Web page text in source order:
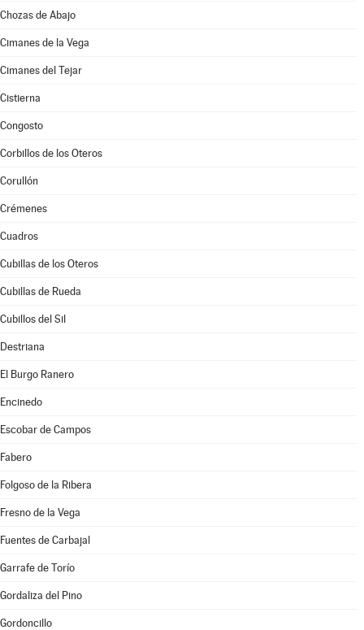
Chozas de Abajo
Cimanes de la Vega
Cimanes del Tejar
Cistierna
Congosto
Corbillos de los Oteros
Corullón
Crémenes
Cuadros
Cubillas de los Oteros
Cubillas de Rueda
Cubillos del Sil
Destriana
El Burgo Ranero
Encinedo
Escobar de Campos
Fabero
Folgoso de la Ribera
Fresno de la Vega
Fuentes de Carbajal
Garrafe de Torío
Gordaliza del Pino
Gordoncillo